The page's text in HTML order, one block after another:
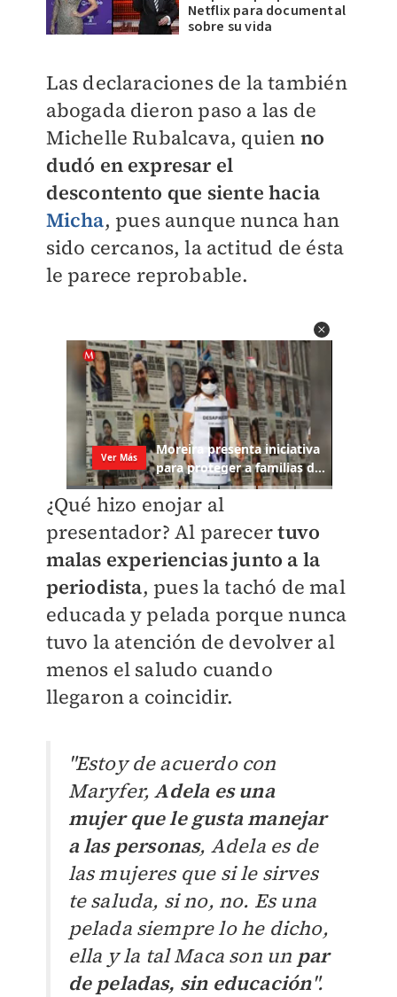
Netflix para documental
sobre su vida
Las declaraciones de la también
abogada dieron paso a las de
Michelle Rubalcava, quien no
dudó en expresar el
descontento que siente hacia
Micha, pues aunque nunca han
sido cercanos, la actitud de ésta
le parece reprobable.
¿Qué hizo enojar al
presentador? Al parecertuvo
malas experiencias junto a la
periodista, pues la tachó de mal
educada y pelada porque nunca
tuvo la atención de devolver al
menos el saludo cuando
llegaron a coincidir.
"Estoy de acuerdo con
Maryfer,Adela es una
mujer que le gusta manejar
a las personas, Adela es de
las mujeres que si le sirves
te saluda, si no, no. Es una
pelada siempre lo he dicho,
ella y la tal Maca son un par
de peladas, sin educación".